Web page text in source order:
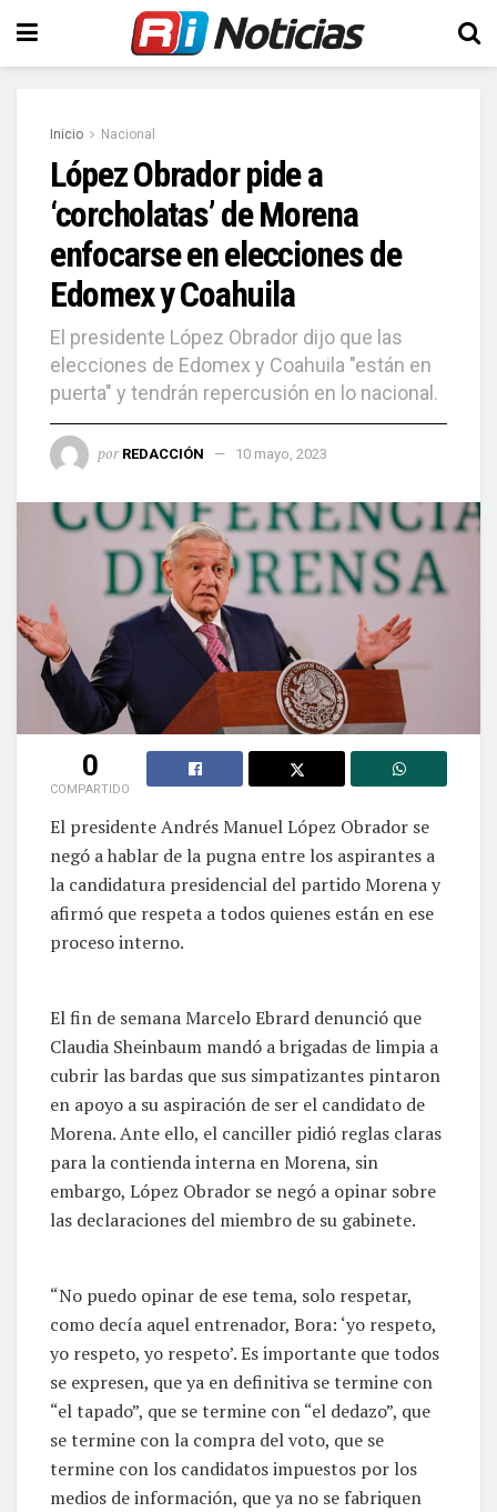
Inicio Nacional
López Obrador pide a
‘corcholatas’ de Morena
enfocarse en elecciones de
Edomex y Coahuila
El presidente López Obrador dijo que las
elecciones de Edomex y Coahuila "están en
puerta" y tendrán repercusión en lo nacional.
por REDACCIÓN 10 mayo, 2023
0
COMPARTIDO
El presidente Andrés Manuel López Obrador se
negó a hablar de la pugna entre los aspirantes a
la candidatura presidencial del partido Morena y
afirmó que respeta a todos quienes están en ese
proceso interno.
El fin de semana Marcelo Ebrard denunció que
Claudia Sheinbaum mandó a brigadas de limpia a
cubrir las bardas que sus simpatizantes pintaron
en apoyo a su aspiración de ser el candidato de
Morena. Ante ello, el canciller pidió reglas claras
para la contienda interna en Morena, sin
embargo, López Obrador se negó a opinar sobre
las declaraciones del miembro de su gabinete.
“No puedo opinar de ese tema, solo respetar,
como decía aquel entrenador, Bora: ‘yo respeto,
yo respeto, yo respeto’. Es importante que todos
se expresen, que ya en definitiva se termine con
“el tapado”, que se termine con “el dedazo”, que
se termine con la compra del voto, que se
termine con los candidatos impuestos por los
medios de información, que ya no se fabriquen